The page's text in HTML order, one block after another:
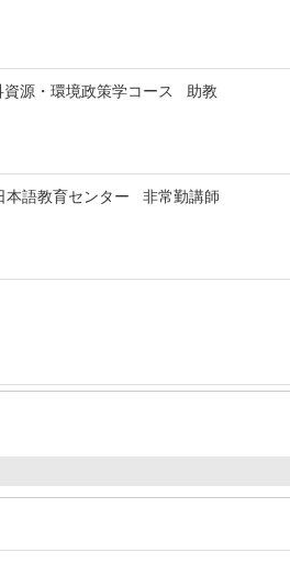
源・環境政策学コース 助教
本語教育センター 非常勤講師